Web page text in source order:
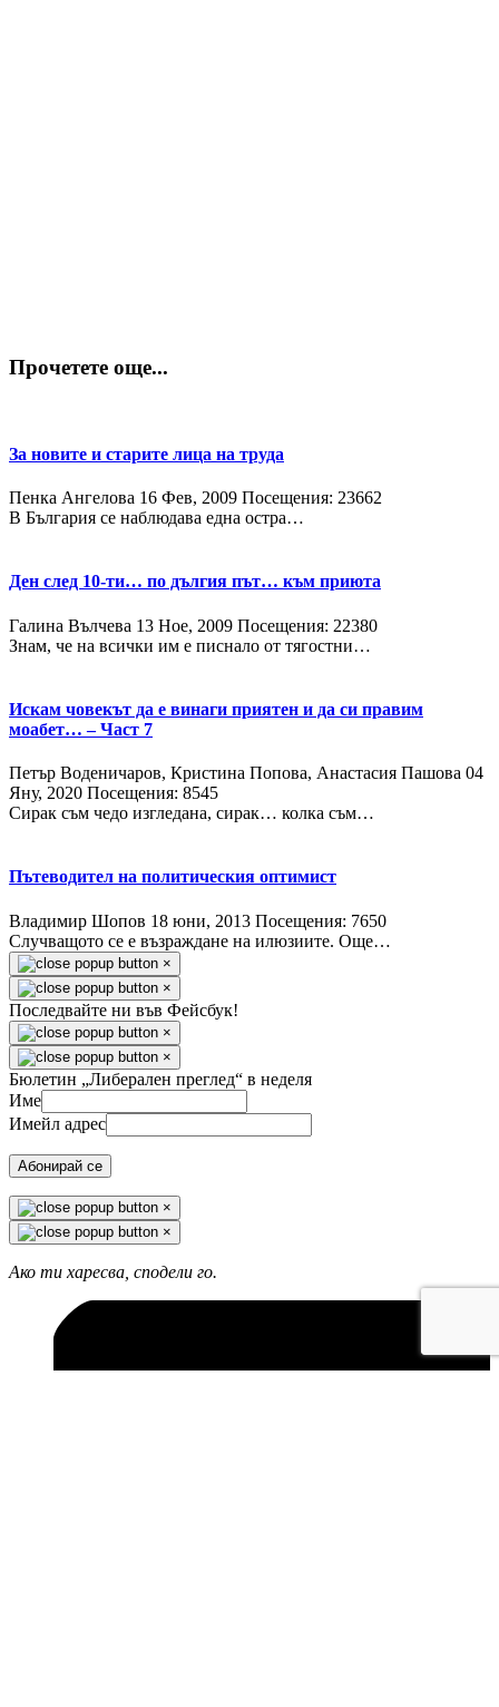
Прочетете още...
За новите и старите лица на труда
Пенка Ангелова 16 Фев, 2009 Посещения: 23662
В България се наблюдава една остра…
Ден след 10-ти… по дългия път… към приюта
Галина Вълчева 13 Ное, 2009 Посещения: 22380
Знам, че на всички им е писнало от тягостни…
Искам човекът да е винаги приятен и да си правим
моабет… – Част 7
Петър Воденичаров, Кристина Попова, Анастасия Пашова 04
Яну, 2020 Посещения: 8545
Сирак съм чедо изгледана, сирак… колка съм…
Пътеводител на политическия оптимист
Владимир Шопов 18 юни, 2013 Посещения: 7650
Случващото се е възраждане на илюзиите. Още…
×
×
Последвайте ни във Фейсбук!
×
×
Бюлетин „Либерален преглед“ в неделя
Име
Имейл адрес
Абонирай се
×
×
Ако ти харесва, сподели го.